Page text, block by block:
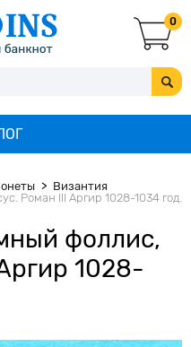
0
Византия
Роман III Аргир 1028-1034 год.
фоллис,
1028-